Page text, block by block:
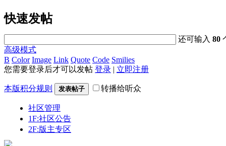
快速发帖
还可输入80
高级模式
B Color Image Link Quote Code Smilies
您需要登录后才可以发帖 登录 | 立即注册
本版积分规则 发表帖子 转播给听众
社区管理
1F:社区公告
2F:版主专区